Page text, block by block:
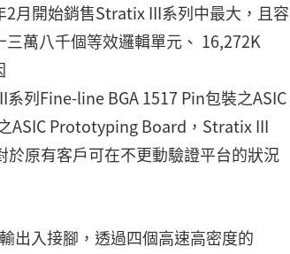
月開始銷售Stratix III系列中最大，且容
萬八千個等效邏輯單元、 16,272K
列Fine-line BGA 1517 Pin包裝之ASIC
ASIC Prototyping Board，Stratix III
原有客戶可在不更動驗證平台的狀況
出入接腳，透過四個高速高密度的